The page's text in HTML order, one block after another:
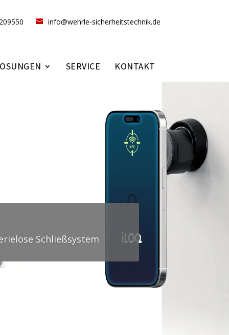
info@wehrle-sicherheitstechnik.de
SERVICE KONTAKT
Schließsystem